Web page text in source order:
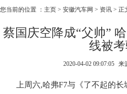
您当前的位置 ： 主页 > 安徽汽车网 > 资讯 > 正
蔡国庆空降成“父帅”
线被
2020-04-02 09:07:05 来
上周六,哈弗F7与《了不起的